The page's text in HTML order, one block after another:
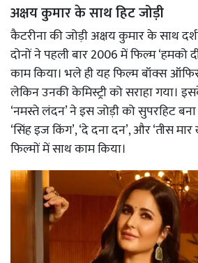
अक्षय कुमार के साथ हिट जोड़ी
कैटरीना की जोड़ी अक्षय कुमार के साथ
दोनों ने पहली बार 2006 में फिल्म ‘हमको
काम किया। भले ही यह फिल्म बॉक्स
लेकिन उनकी केमिस्ट्री को सराहा गया।
‘नमस्ते लंदन’ ने इस जोड़ी को सुपरहिट बना
‘सिंह इज किंग’, ‘दे दना दन’, और ‘तीस
फिल्मों में साथ काम किया।